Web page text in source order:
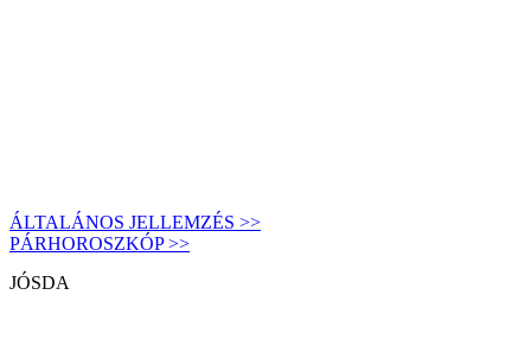
ÁLTALÁNOS JELLEMZÉS >>
PÁRHOROSZKÓP >>
JÓSDA